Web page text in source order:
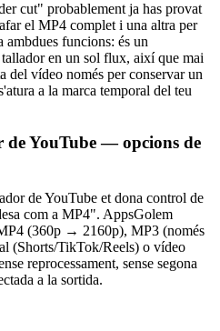
cut" probablement ja has provat
el MP4 complet i una altra per
funcions: és un
en un sol flux, així que mai
del vídeo només per conservar un
a la marca temporal del teu
de YouTube — opcions de
de YouTube et dona control de
com a MP4". AppsGolem
(360p → 2160p), MP3 (només
(Shorts/TikTok/Reels) o vídeo
reprocessament, sense segona
a la sortida.